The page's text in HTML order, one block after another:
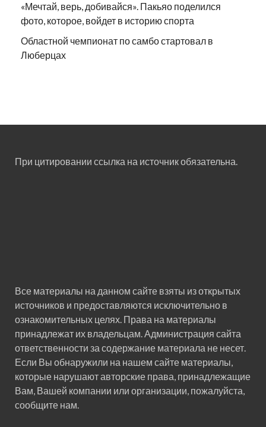
«Мечтай, верь, добивайся». Пакьяо поделился
фото, которое, войдет в историю спорта
Областной чемпионат по самбо стартовал в
Люберцах
При цитировании ссылка на источник обязательна.
Все материалы на данном сайте взяты из открытых
источников и предоставляются исключительно в
ознакомительных целях. Права на материалы
принадлежат их владельцам. Администрация сайта
ответственности за содержание материала не несет.
Если Вы обнаружили на нашем сайте материалы,
которые нарушают авторские права, принадлежащие
Вам, Вашей компании или организации, пожалуйста,
сообщите нам.